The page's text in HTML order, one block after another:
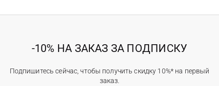
-10% НА ЗАКАЗ ЗА ПОДПИСКУ
Подпишитесь сейчас, чтобы получить скидку 10%* на первый
заказ.